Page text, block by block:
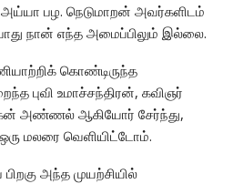
பழ. நெடுமாறன் அவர்களிடம்
நான் எந்த அமைப்பிலும் இல்லை.
கொண்டிருந்த
புவி உமாச்சந்திரன், கவிஞர்
அண்ணல் ஆகியோர் சேர்ந்து,
ஒரு மலரை வெளியிட்டோம்.
அந்த முயற்சியில்